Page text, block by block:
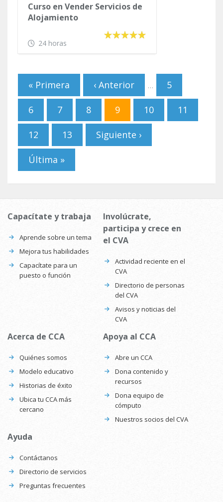
Curso en Vender Servicios de
Alojamiento
24 horas
Páginas
« Primera ‹ Anterior … 5
6 7 8 9 10 11
12 13 Siguiente ›
Última »
Capacítate y trabaja
Aprende sobre un tema
Mejora tus habilidades
Capacítate para un
puesto o función
Involúcrate,
participa y crece en
el CVA
Actividad reciente en el
CVA
Directorio de personas
del CVA
Avisos y noticias del
CVA
Acerca de CCA
Quiénes somos
Modelo educativo
Historias de éxito
Ubica tu CCA más
cercano
Apoya al CCA
Abre un CCA
Dona contenido y
recursos
Dona equipo de
cómputo
Nuestros socios del CVA
Ayuda
Contáctanos
Directorio de servicios
Preguntas frecuentes